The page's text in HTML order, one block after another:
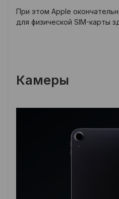
При этом Apple
для физической SIM-карты
Камеры